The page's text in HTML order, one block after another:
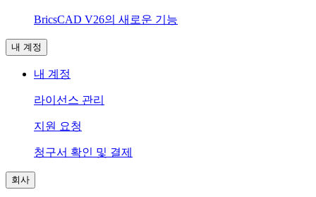
BricsCAD V26의 새로운 기능
내 계정
내 계정
라이선스 관리
지원 요청
청구서 확인 및 결제
회사